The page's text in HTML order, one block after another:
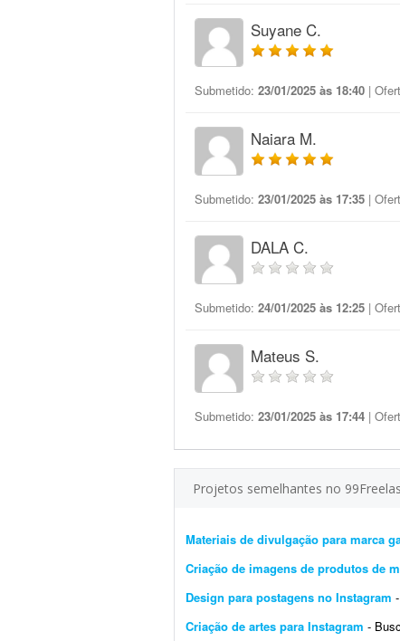
Suyane C.
Submetido: 23/01/2025 às 18:40 |
Naiara M.
Submetido: 23/01/2025 às 17:35 |
DALA C.
Submetido: 24/01/2025 às 12:25 |
Mateus S.
Submetido: 23/01/2025 às 17:44 |
Projetos semelhantes no 99Freelas
Materiais de divulgação para marca
Criação de imagens de produtos de
Design para postagens no Instagram -
Criação de artes para Instagram -